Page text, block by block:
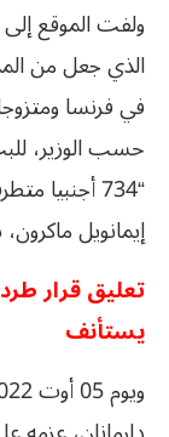
ولفت الموقع
الذي جعل من
في فرنسا
حسب الوزير،
“734
إيمانويل ماكرون، بينهم “72 في
تعليق قرار
يستأنف